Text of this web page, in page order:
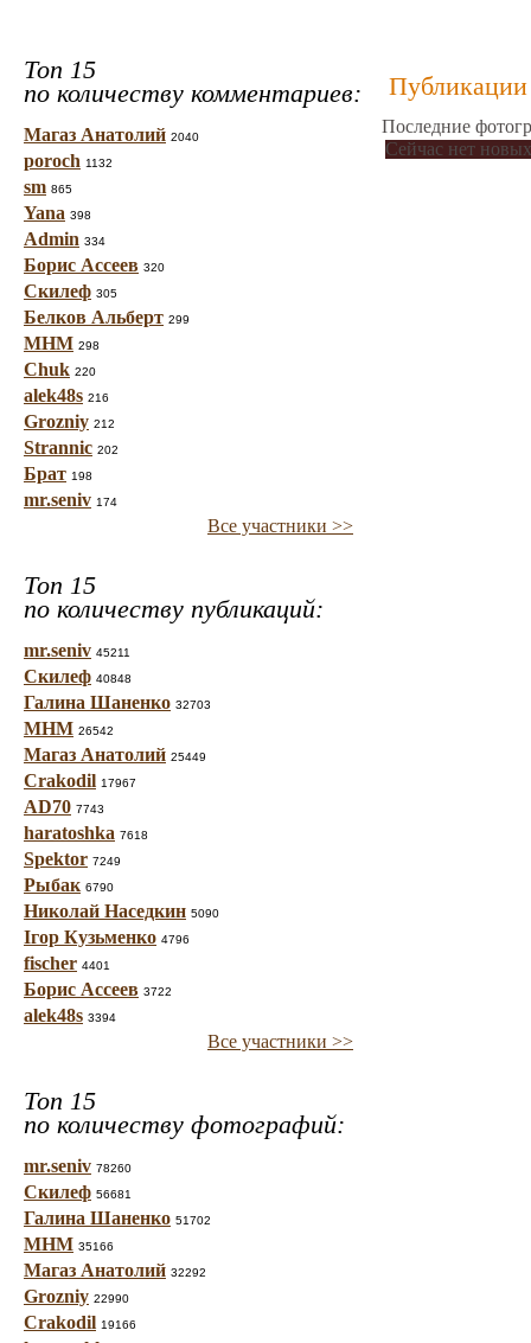
Топ 15
по количеству комментариев:
Магаз Анатолий 2040
poroch 1132
sm 865
Yana 398
Admin 334
Борис Ассеев 320
Скилеф 305
Белков Альберт 299
МНМ 298
Chuk 220
alek48s 216
Grozniy 212
Strannic 202
Брат 198
mr.seniv 174
Все участники >>
Топ 15
по количеству публикаций:
mr.seniv 45211
Скилеф 40848
Галина Шаненко 32703
МНМ 26542
Магаз Анатолий 25449
Crakodil 17967
AD70 7743
haratoshka 7618
Spektor 7249
Рыбак 6790
Николай Наседкин 5090
Ігор Кузьменко 4796
fischer 4401
Борис Ассеев 3722
alek48s 3394
Все участники >>
Топ 15
по количеству фотографий:
mr.seniv 78260
Скилеф 56681
Галина Шаненко 51702
МНМ 35166
Магаз Анатолий 32292
Grozniy 22990
Crakodil 19166
Публикации
Последние
Сейчас нет